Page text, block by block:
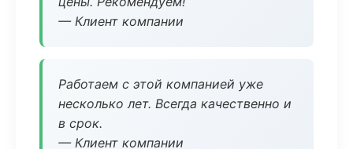
— Клиент компании
Работаем с этой компанией уже
несколько лет. Всегда качественно и
в срок.
— Клиент компании